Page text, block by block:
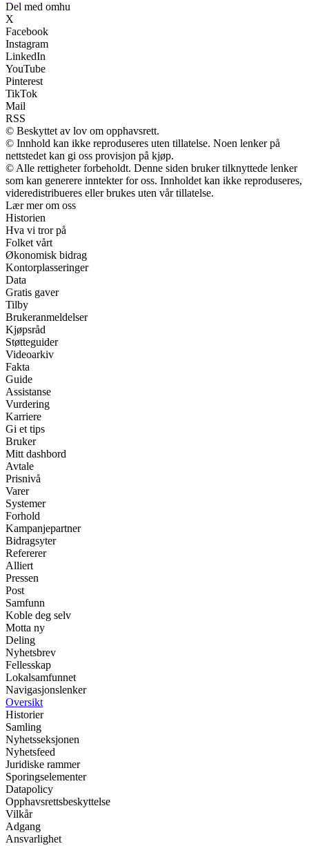
Del med omhu
X
Facebook
Instagram
LinkedIn
YouTube
Pinterest
TikTok
Mail
RSS
© Beskyttet av lov om opphavsrett.
© Innhold kan ikke reproduseres uten tillatelse. Noen lenker på
nettstedet kan gi oss provisjon på kjøp.
© Alle rettigheter forbeholdt. Denne siden bruker tilknyttede lenker
som kan generere inntekter for oss. Innholdet kan ikke reproduseres,
videredistribueres eller brukes uten vår tillatelse.
Lær mer om oss
Historien
Hva vi tror på
Folket vårt
Økonomisk bidrag
Kontorplasseringer
Data
Gratis gaver
Tilby
Brukeranmeldelser
Kjøpsråd
Støtteguider
Videoarkiv
Fakta
Guide
Assistanse
Vurdering
Karriere
Gi et tips
Bruker
Mitt dashbord
Avtale
Prisnivå
Varer
Systemer
Forhold
Kampanjepartner
Bidragsyter
Refererer
Alliert
Pressen
Post
Samfunn
Koble deg selv
Motta ny
Deling
Nyhetsbrev
Fellesskap
Lokalsamfunnet
Navigasjonslenker
Oversikt
Historier
Samling
Nyhetsseksjonen
Nyhetsfeed
Juridiske rammer
Sporingselementer
Datapolicy
Opphavsrettsbeskyttelse
Vilkår
Adgang
Ansvarlighet